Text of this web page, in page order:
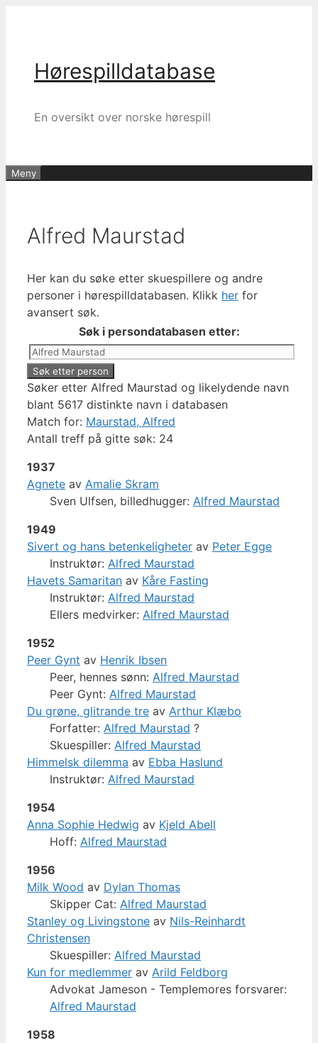
Hørespilldatabase
En oversikt over norske hørespill
Meny
Alfred Maurstad
Her kan du søke etter skuespillere og andre
personer i hørespilldatabasen. Klikk her for
avansert søk.
Søk i persondatabasen etter:
Søker etter Alfred Maurstad og likelydende navn
blant 5617 distinkte navn i databasen
Match for: Maurstad, Alfred
Antall treff på gitte søk: 24
1937
Agnete av Amalie Skram
Sven Ulfsen, billedhugger: Alfred Maurstad
1949
Sivert og hans betenkeligheter av Peter Egge
Instruktør: Alfred Maurstad
Havets Samaritan av Kåre Fasting
Instruktør: Alfred Maurstad
Ellers medvirker: Alfred Maurstad
1952
Peer Gynt av Henrik Ibsen
Peer, hennes sønn: Alfred Maurstad
Peer Gynt: Alfred Maurstad
Du grøne, glitrande tre av Arthur Klæbo
Forfatter: Alfred Maurstad ?
Skuespiller: Alfred Maurstad
Himmelsk dilemma av Ebba Haslund
Instruktør: Alfred Maurstad
1954
Anna Sophie Hedwig av Kjeld Abell
Hoff: Alfred Maurstad
1956
Milk Wood av Dylan Thomas
Skipper Cat: Alfred Maurstad
Stanley og Livingstone av Nils-Reinhardt
Christensen
Skuespiller: Alfred Maurstad
Kun for medlemmer av Arild Feldborg
Advokat Jameson - Templemores forsvarer:
Alfred Maurstad
1958